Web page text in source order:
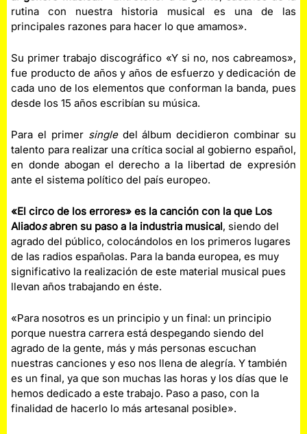
rutina con nuestra historia musical es una de las
principales razones para hacer lo que amamos».
Su primer trabajo discográfico «Y si no, nos cabreamos»,
fue producto de años y años de esfuerzo y dedicación de
cada uno de los elementos que conforman la banda, pues
desde los 15 años escribían su música.
Para el primer singledel álbum decidieron combinar su
talento para realizar una crítica social al gobierno español,
en donde abogan el derecho a la libertad de expresión
ante el sistema político del país europeo.
«El circo de los errores» es la canción con la que Los
Aliadosabren su paso a la industria musical, siendo del
agrado del público, colocándolos en los primeros lugares
de las radios españolas. Para la banda europea, es muy
significativo la realización de este material musical pues
llevan años trabajando en éste.
«Para nosotros es un principio y un final: un principio
porque nuestra carrera está despegando siendo del
agrado de la gente, más y más personas escuchan
nuestras canciones y eso nos llena de alegría. Y también
es un final, ya que son muchas las horas y los días que le
hemos dedicado a este trabajo. Paso a paso, con la
finalidad de hacerlo lo más artesanal posible».